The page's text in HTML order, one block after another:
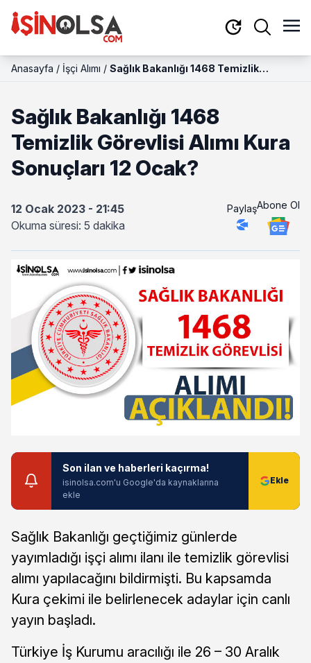
Anasayfa / İşçi Alımı / Sağlık Bakanlığı 1468 Temizlik
Sağlık Bakanlığı 1468
Temizlik Görevlisi Alımı Kura
Sonuçları 12 Ocak?
12 Ocak 2023 - 21:45
Okuma süresi: 5 dakika
PaylaşAbone Ol
Son ilan ve haberleri kaçırma!
isinolsa.com'u Google'da kaynaklarına
ekle
Sağlık Bakanlığı geçtiğimiz günlerde
yayımladığı işçi alımı ilanı ile temizlik görevlisi
alımı yapılacağını bildirmişti. Bu kapsamda
Kura çekimi ile belirlenecek adaylar için canlı
yayın başladı.
Türkiye İş Kurumu aracılığı ile 26 – 30 Aralık